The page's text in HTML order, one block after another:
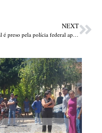
NEXT
Casal é preso pela polícia federal após apreensão de frascos com monjaro no aeroporto de Teresina